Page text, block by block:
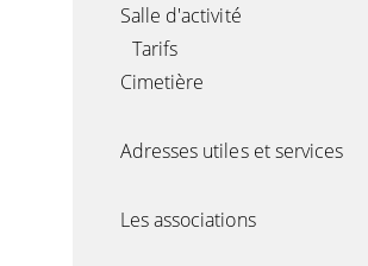
Salle d'activité
Tarifs
Cimetière
Adresses utiles et services
Les associations